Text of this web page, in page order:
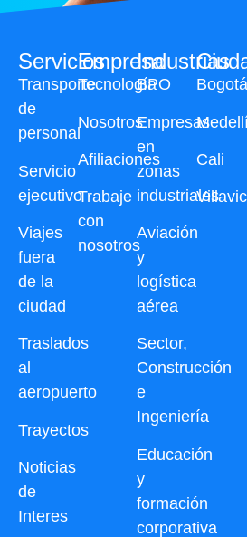
Servicios
Transporte
de
personal
Servicio
ejecutivo
Viajes
fuera
de la
ciudad
Traslados
al
aeropuerto
Trayectos
Noticias
de
Interes
Industrias
BPO
Empresas
en
zonas
industriales
Aviación
y
logística
aérea
Sector,
Construcción
e
Ingeniería
Educación
y
formación
corporativa
Bogotá
Cali
Empresa
Tecnología
Nosotros
Afiliaciones
Trabaje
con
nosotros